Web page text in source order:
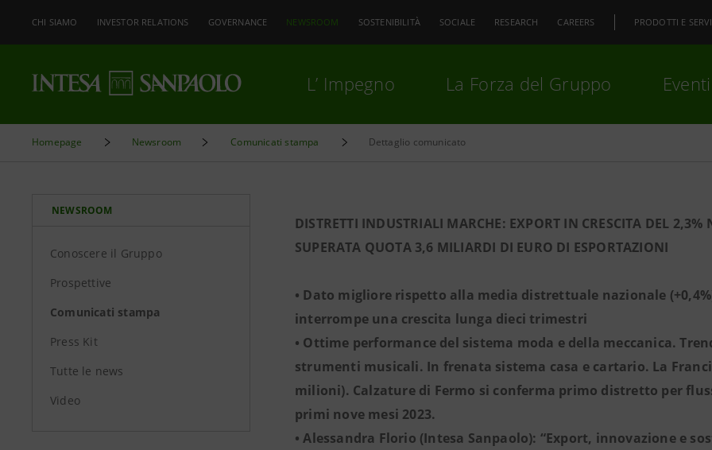
CHI SIAMO INVESTOR RELATIONS GOVERNANCE NEWSROOM SOSTENIBILITÀ SOCIALE RESEARCH CAREERS PRODOTTI E
L’ Impegno La Forza del Gruppo
Homepage Newsroom Comunicati stampa Dettaglio comunicato
NEWSROOM
Conoscere il Gruppo
Prospettive
Comunicati stampa
Press Kit
Tutte le news
Video
DISTRETTI INDUSTRIALI MARCHE: EXPORT IN CRESCITA DEL
SUPERATA QUOTA 3,6 MILIARDI DI EURO DI ESPORTAZIONI
• Dato migliore rispetto alla media distrettuale nazionale
interrompe una crescita lunga dieci trimestri
• Ottime performance del sistema moda e della meccanica.
strumenti musicali. In frenata sistema casa e cartario. La
milioni). Calzature di Fermo si conferma primo distretto per
primi nove mesi 2023.
• Alessandra Florio (Intesa Sanpaolo): “Export, innovazione e